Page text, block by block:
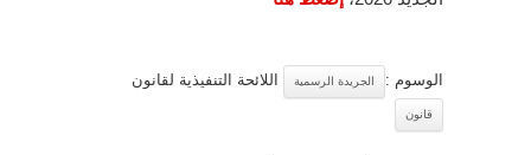
الوسوم : الجريدة الرسمية اللائحة التنفيذية لقانون
قانون